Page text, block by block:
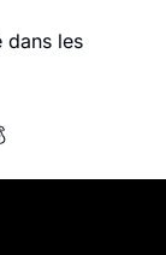
dans les